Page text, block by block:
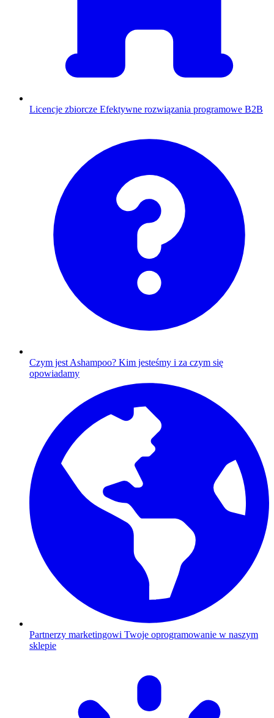
Licencje zbiorcze Efektywne rozwiązania programowe B2B
Czym jest Ashampoo? Kim jesteśmy i za czym się
opowiadamy
Partnerzy marketingowi Twoje oprogramowanie w naszym
sklepie